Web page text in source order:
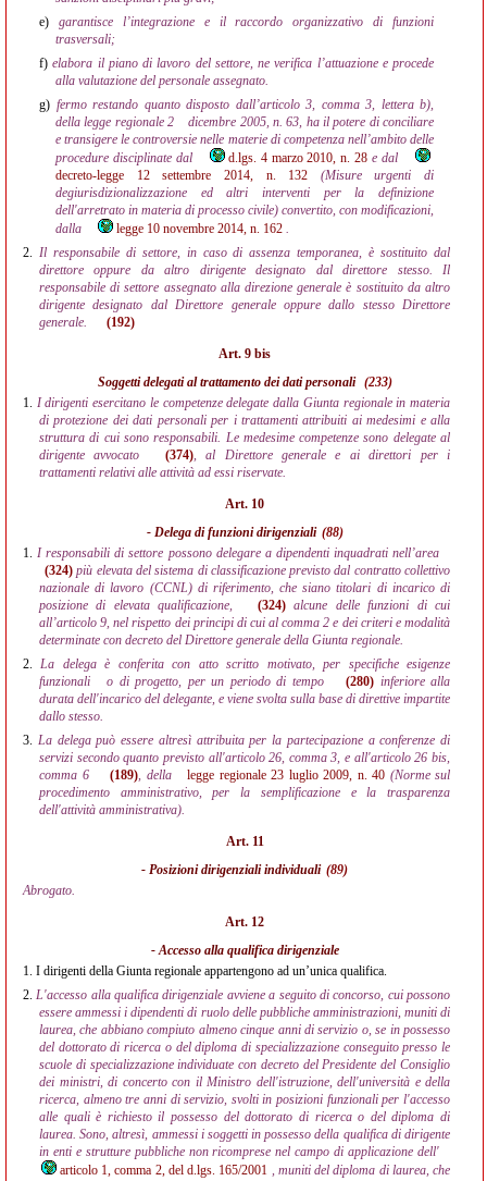
e) garantisce l’integrazione e il raccordo organizzativo di funzioni
trasversali;
f)elabora il piano di lavoro del settore, ne verifica l’attuazione e procede
alla valutazione del personale assegnato.
g) fermo restando quanto disposto dall’articolo 3, comma 3, lettera b),
della legge regionale 2
dicembre 2005, n. 63, ha il potere di conciliare
e transigere le controversie nelle materie di competenza nell’ambito delle
procedure disciplinate dal
d.lgs. 4 marzo 2010, n. 28 e dal
decreto-legge 12 settembre 2014, n. 132
(Misure urgenti di
degiurisdizionalizzazione ed altri interventi per la definizione
dell'arretrato in materia di processo civile) convertito, con modificazioni,
dalla
legge 10 novembre 2014, n. 162 .
2. Il responsabile di settore, in caso di assenza temporanea, è sostituito dal
direttore oppure da altro dirigente designato dal direttore stesso. Il
responsabile di settore assegnato alla direzione generale è sostituito da altro
dirigente designato dal Direttore generale oppure dallo stesso Direttore
generale.
(192)
Art. 9 bis
Soggetti delegati al trattamento dei dati personali (233)
1. I dirigenti esercitano le competenze delegate dalla Giunta regionale in materia
di protezione dei dati personali per i trattamenti attribuiti ai medesimi e alla
struttura di cui sono responsabili. Le medesime competenze sono delegate al
dirigente avvocato
(374), al Direttore generale e ai direttori per i
trattamenti relativi alle attività ad essi riservate.
Art. 10
- Delega di funzioni dirigenziali (88)
1. I responsabili di settore possono delegare a dipendenti inquadrati nell’area
(324) più elevata del sistema di classificazione previsto dal contratto collettivo
nazionale di lavoro (CCNL) di riferimento, che siano titolari di incarico di
posizione di elevata qualificazione,
(324)alcune delle funzioni di cui
all’articolo 9, nel rispetto dei principi di cui al comma 2 e dei criteri e modalità
determinate con decreto del Direttore generale della Giunta regionale.
2.
La delega è conferita con atto scritto motivato, per specifiche esigenze
funzionali
o di progetto, per un periodo di tempo (280) inferiore alla
durata dell'incarico del delegante, e viene svolta sulla base di direttive impartite
dallo stesso.
3. La delega può essere altresì attribuita per la partecipazione a conferenze di
servizi secondo quanto previsto all'articolo 26, comma 3, e all'articolo 26 bis,
comma 6
(189), della legge regionale 23 luglio 2009, n. 40 (Norme sul
procedimento amministrativo, per la semplificazione e la trasparenza
dell'attività amministrativa).
Art. 11
- Posizioni dirigenziali individuali (89)
Abrogato.
Art. 12
- Accesso alla qualifica dirigenziale
1. I dirigenti della Giunta regionale appartengono ad un’unica qualifica.
2. L'accesso alla qualifica dirigenziale avviene a seguito di concorso, cui possono
essere ammessi i dipendenti di ruolo delle pubbliche amministrazioni, muniti di
laurea, che abbiano compiuto almeno cinque anni di servizio o, se in possesso
del dottorato di ricerca o del diploma di specializzazione conseguito presso le
scuole di specializzazione individuate con decreto del Presidente del Consiglio
dei ministri, di concerto con il Ministro dell'istruzione, dell'università e della
ricerca, almeno tre anni di servizio, svolti in posizioni funzionali per l'accesso
alle quali è richiesto il possesso del dottorato di ricerca o del diploma di
laurea. Sono, altresì, ammessi i soggetti in possesso della qualifica di dirigente
in enti e strutture pubbliche non ricomprese nel campo di applicazione dell'
articolo 1, comma 2, del d.lgs. 165/2001 , muniti del diploma di laurea, che